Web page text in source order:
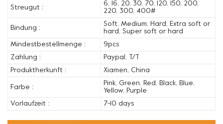
Streugut :
6, 16, 20, 30, 70, 120, 150, 200,
220, 300, 400#
Bindung :
Soft, Medium, Hard, Extra soft or
hard, Super soft or hard
Mindestbestellmenge :
9pcs
Zahlung :
Paypal, T/T
Produktherkunft :
Xiamen, China
Farbe :
Pink, Green, Red, Black, Blue,
Yellow, Purple
Vorlaufzeit :
7-10 days